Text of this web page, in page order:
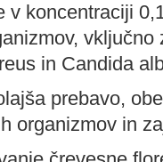
v koncentraciji
in Candida
prebavo,
organizmov in